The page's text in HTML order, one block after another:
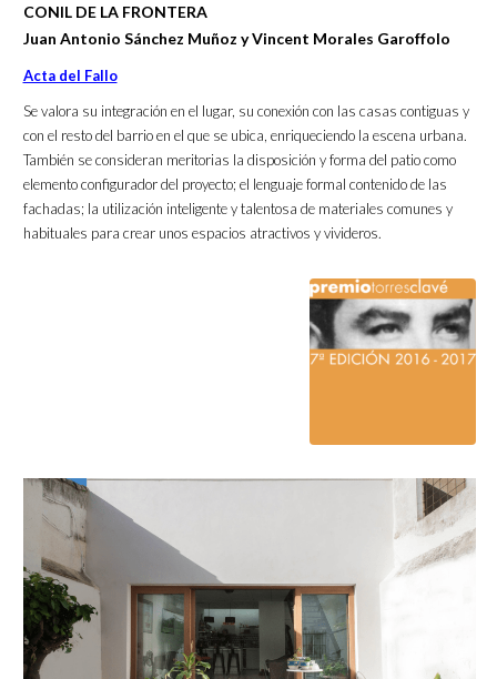
CONIL DE LA FRONTERA
Juan Antonio Sánchez Muñoz y Vincent Morales Garoffolo
Acta del Fallo
Se valora su integración en el lugar, su conexión con las casas contiguas y
con el resto del barrio en el que se ubica, enriqueciendo la escena urbana.
También se consideran meritorias la disposición y forma del patio como
elemento configurador del proyecto; el lenguaje formal contenido de las
fachadas; la utilización inteligente y talentosa de materiales comunes y
habituales para crear unos espacios atractivos y vivideros.